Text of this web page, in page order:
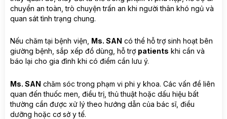
chuyển an toàn, trò chuyện trấn an khi người thân khó ngủ và
quan sát tình trạng chung.
Nếu chăm tại bệnh viện, Ms. SAN có thể hỗ trợ sinh hoạt bên
giường bệnh, sắp xếp đồ dùng, hỗ trợ patients khi cần và
báo lại cho gia đình khi có điểm cần lưu ý.
Ms. SAN chăm sóc trong phạm vi phi y khoa. Các vấn đề liên
quan đến thuốc men, điều trị, thủ thuật hoặc dấu hiệu bất
thường cần được xử lý theo hướng dẫn của bác sĩ, điều
dưỡng hoặc cơ sở y tế.